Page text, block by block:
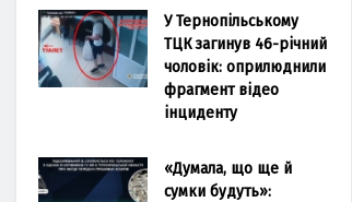
У Тернопільському
ТЦК загинув 46-річний
чоловік: оприлюднили
фрагмент відео
інциденту
«Думала, що ще й
сумки будуть»: